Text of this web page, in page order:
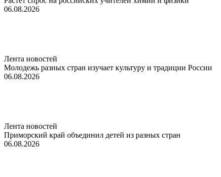
06.08.2026
Лента новостей
Молодежь разных стран изучает культуру и традиции России
06.08.2026
Лента новостей
Приморский край объединил детей из разных стран
06.08.2026